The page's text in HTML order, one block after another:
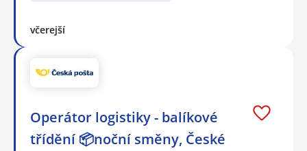
včerejší
Operátor logistiky - balíkové
třídění 📦noční směny, České